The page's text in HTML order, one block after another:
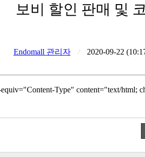
보비 할인 판매 및
Endomall 관리자 / 2020-09-22
equiv="Content-Type" content="text/html;